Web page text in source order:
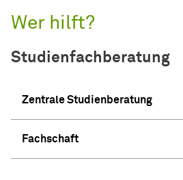
Wer hilft?
Studienfachberatung
Zentrale Studienberatung
Fachschaft